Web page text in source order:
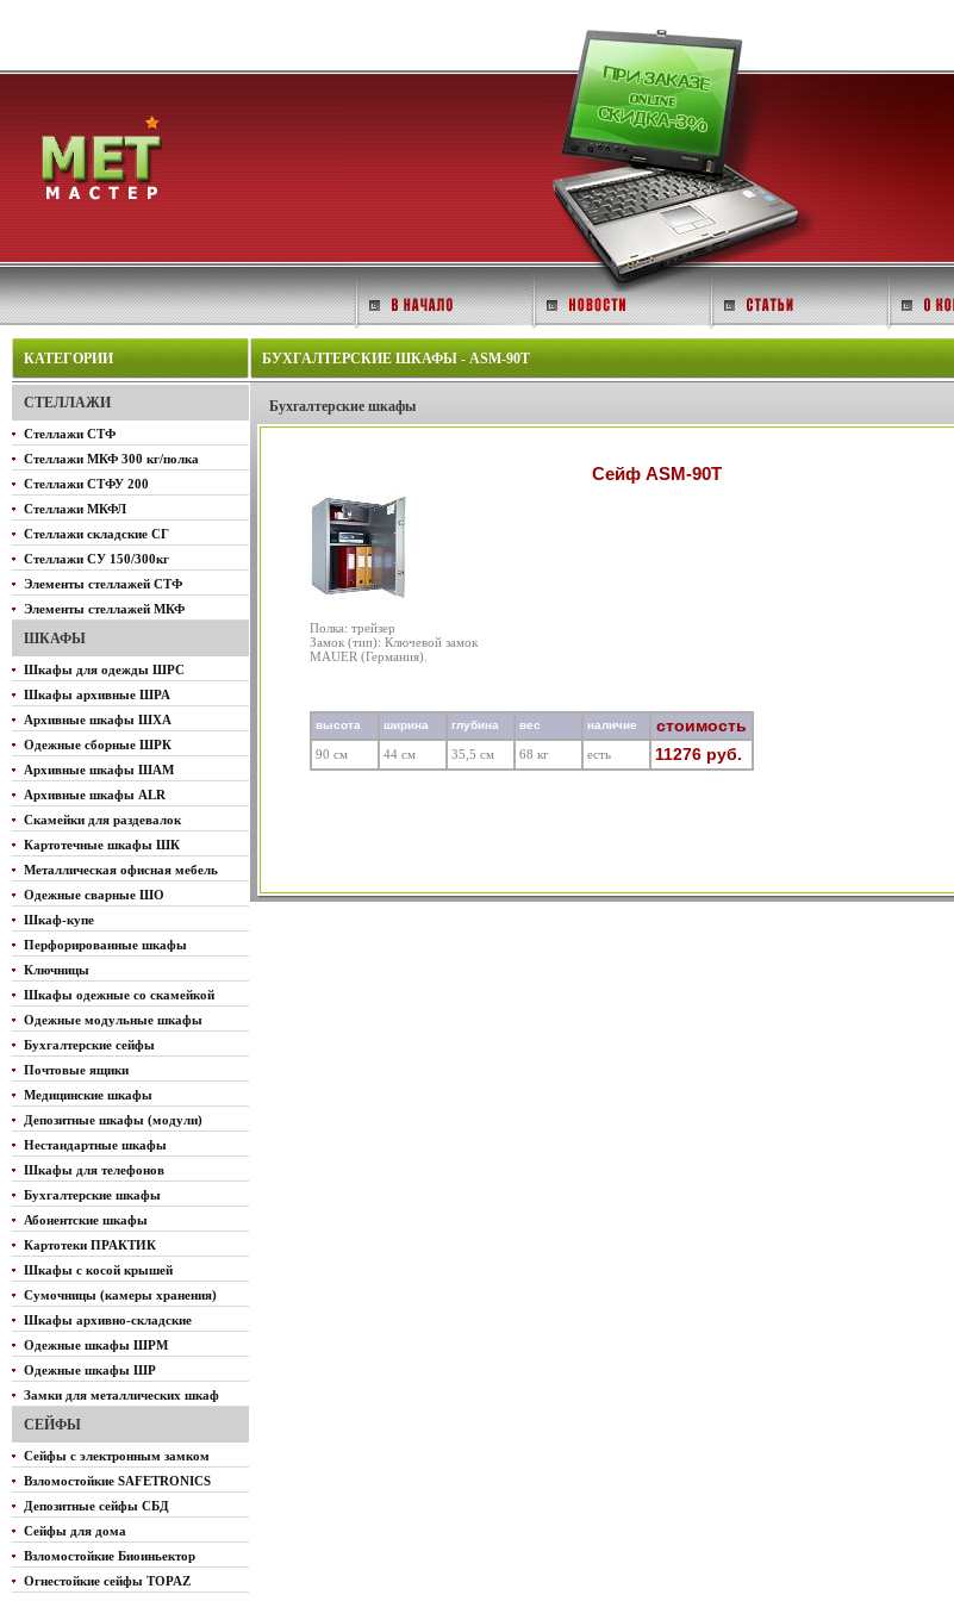
КАТЕГОРИИ
СТЕЛЛАЖИ
Стеллажи СТФ
Стеллажи МКФ 300 кг/полка
Стеллажи СТФУ 200
Стеллажи МКФЛ
Стеллажи складские СГ
Стеллажи СУ 150/300кг
Элементы стеллажей СТФ
Элементы стеллажей МКФ
ШКАФЫ
Шкафы для одежды ШРС
Шкафы архивные ШРА
Архивные шкафы ШХА
Одежные сборные ШРК
Архивные шкафы ШАМ
Архивные шкафы ALR
Скамейки для раздевалок
Картотечные шкафы ШК
Металлическая офисная мебель
Одежные сварные ШО
Шкаф-купе
Перфорированные шкафы
Ключницы
Шкафы одежные со скамейкой
Одежные модульные шкафы
Бухгалтерские сейфы
Почтовые ящики
Медицинские шкафы
Депозитные шкафы (модули)
Нестандартные шкафы
Шкафы для телефонов
Бухгалтерские шкафы
Абонентские шкафы
Картотеки ПРАКТИК
Шкафы с косой крышей
Сумочницы (камеры хранения)
Шкафы архивно-складские
Одежные шкафы ШРМ
Одежные шкафы ШР
Замки для металлических шкаф
СЕЙФЫ
Сейфы с электронным замком
Взломостойкие SAFETRONICS
Депозитные сейфы СБД
Сейфы для дома
Взломостойкие Биоиньектор
Огнестойкие сейфы TOPAZ
БУХГАЛТЕРСКИЕ ШКАФЫ - ASM-90T
Бухгалтерские шкафы
Сейф ASM-90T
Полка: трейзер
Замок (тип): Ключевой замок
MAUER (Германия).
высота ширина глубина вес наличие стоимость
90 см 44 см 35,5 см 68 кг есть 11276 руб.